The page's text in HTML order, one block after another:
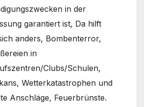
in der
garantiert ist, Da hilft
anders, Bombenterror,
in
Clubs/Schulen,
Wetterkatastrophen und
Anschläge, Feuerbrünste.